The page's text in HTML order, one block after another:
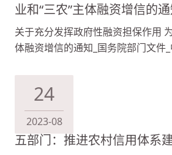
业和“三农”主体融资增信的
关于充分发挥政府性融资担保作用
体融资增信的通知_国务院部门文件
24
2023-08
五部门：推进农村信用体系